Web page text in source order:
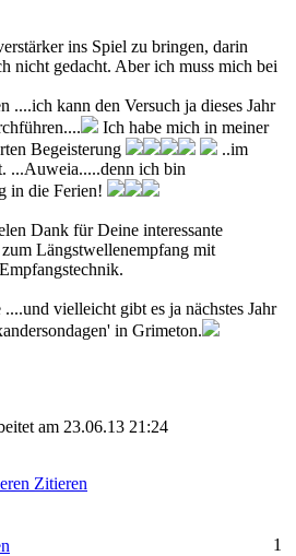
ins Spiel zu bringen, darin
nicht gedacht. Aber ich muss mich bei
....ich kann den Versuch ja dieses Jahr
Ich habe mich in meiner
Begeisterung
..im
...Auweia.....denn ich bin
in die Ferien!
Dank für Deine interessante
Längstwellenempfang mit
....und vielleicht gibt es ja nächstes Jahr
in Grimeton.
am 23.06.13 21:24
Zitieren
1